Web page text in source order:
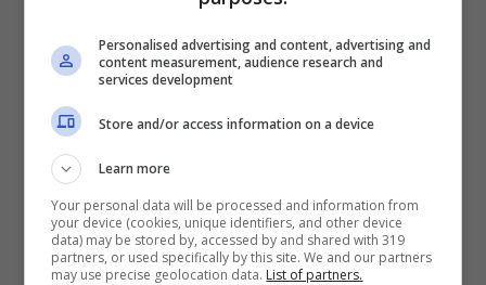
Tina Cipollari (Immagine da Instagram)
Personalised advertising and content, advertising and
content measurement, audience research and
services development
Store and/or access information on a device
Learn more
Your personal data will be processed and information from
your device (cookies, unique identifiers, and other device
data) may be stored by, accessed by and shared with 319
partners, or used specifically by this site. We and our partners
may use precise geolocation data. List of partners.